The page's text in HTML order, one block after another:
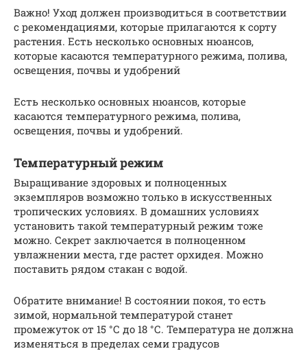
Важно! Уход должен производиться в соответствии
с рекомендациями, которые прилагаются к сорту
растения. Есть несколько основных нюансов,
которые касаются температурного режима, полива,
освещения, почвы и удобрений
Есть несколько основных нюансов, которые
касаются температурного режима, полива,
освещения, почвы и удобрений.
Температурный режим
Выращивание здоровых и полноценных
экземпляров возможно только в искусственных
тропических условиях. В домашних условиях
установить такой температурный режим тоже
можно. Секрет заключается в полноценном
увлажнении места, где растет орхидея. Можно
поставить рядом стакан с водой.
Обратите внимание! В состоянии покоя, то есть
зимой, нормальной температурой станет
промежуток от 15 °С до 18 °С. Температура не должна
изменяться в пределах семи градусов